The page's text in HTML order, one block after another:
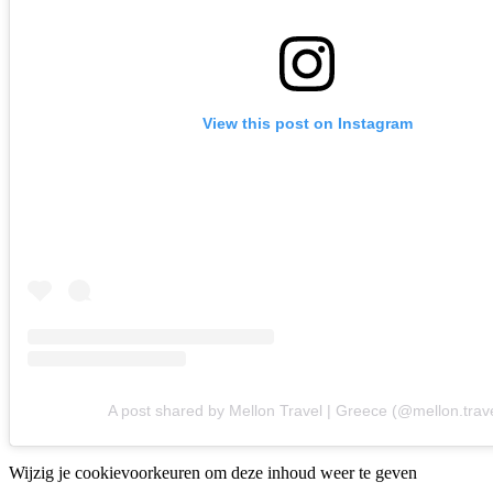
View this post on Instagram
A post shared by Mellon Travel | Greece
Wijzig je cookievoorkeuren om deze inhoud weer te geven